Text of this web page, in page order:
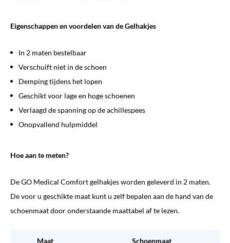
Eigenschappen en voordelen van de Gelhakjes
In 2 maten bestelbaar
Verschuift niet in de schoen
Demping tijdens het lopen
Geschikt voor lage en hoge schoenen
Verlaagd de spanning op de achillespees
Onopvallend hulpmiddel
Hoe aan te meten?
De GO Medical Comfort gelhakjes worden geleverd in 2 maten.
De voor u geschikte maat kunt u zelf bepalen aan de hand van de
schoenmaat door onderstaande maattabel af te lezen.
Maat Schoenmaat